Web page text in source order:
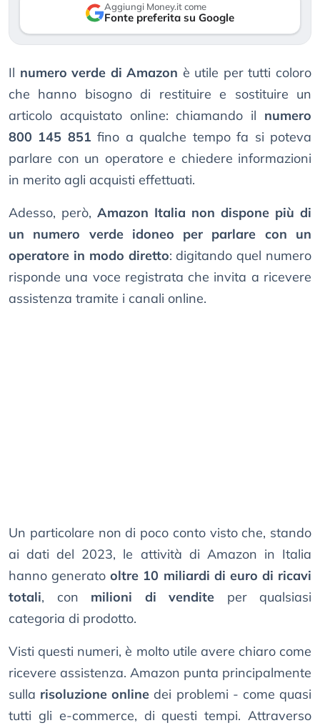
Aggiungi Money.it come
Fonte preferita su Google
Il numero verde di Amazon è utile per tutti coloro
che hanno bisogno di restituire e sostituire un
articolo acquistato online: chiamando il numero
800 145 851 fino a qualche tempo fa si poteva
parlare con un operatore e chiedere informazioni
in merito agli acquisti effettuati.
Adesso, però, Amazon Italia non dispone più di
un numero verde idoneo per parlare con un
operatore in modo diretto: digitando quel numero
risponde una voce registrata che invita a ricevere
assistenza tramite i canali online.
Un particolare non di poco conto visto che, stando
ai dati del 2023, le attività di Amazon in Italia
hanno generatooltre 10 miliardi di euro di ricavi
totali, con milioni di vendite per qualsiasi
categoria di prodotto.
Visti questi numeri, è molto utile avere chiaro come
ricevere assistenza. Amazon punta principalmente
sulla risoluzione online dei problemi - come quasi
tutti gli e-commerce, di questi tempi. Attraverso